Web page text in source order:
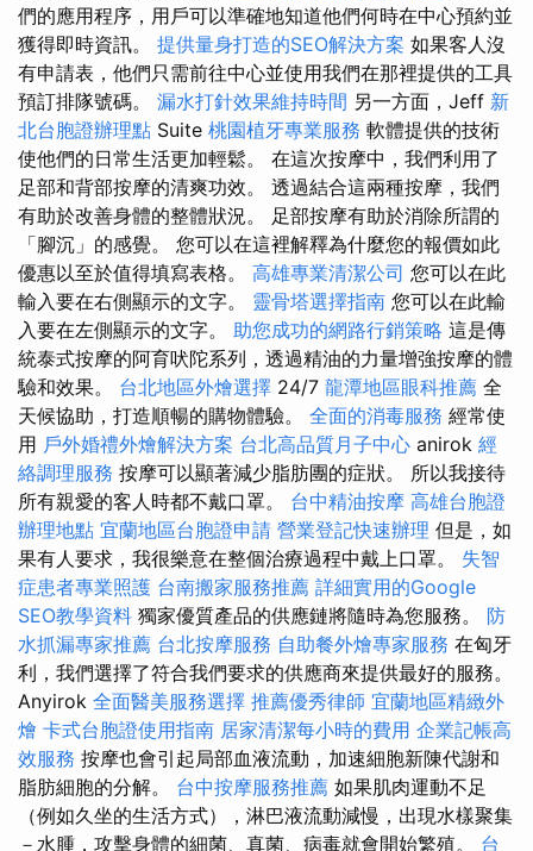
們的應用程序，用戶可以準確地知道他們何時在中心預約並
獲得即時資訊。 提供量身打造的SEO解決方案 如果客人沒
有申請表，他們只需前往中心並使用我們在那裡提供的工具
預訂排隊號碼。 漏水打針效果維持時間 另一方面，Jeff 新
北台胞證辦理點 Suite 桃園植牙專業服務 軟體提供的技術
使他們的日常生活更加輕鬆。 在這次按摩中，我們利用了
足部和背部按摩的清爽功效。 透過結合這兩種按摩，我們
有助於改善身體的整體狀況。 足部按摩有助於消除所謂的
「腳沉」的感覺。 您可以在這裡解釋為什麼您的報價如此
優惠以至於值得填寫表格。 高雄專業清潔公司 您可以在此
輸入要在右側顯示的文字。 靈骨塔選擇指南 您可以在此輸
入要在左側顯示的文字。 助您成功的網路行銷策略 這是傳
統泰式按摩的阿育吠陀系列，透過精油的力量增強按摩的體
驗和效果。 台北地區外燴選擇 24/7 龍潭地區眼科推薦 全
天候協助，打造順暢的購物體驗。 全面的消毒服務 經常使
用 戶外婚禮外燴解決方案 台北高品質月子中心 anirok 經
絡調理服務 按摩可以顯著減少脂肪團的症狀。 所以我接待
所有親愛的客人時都不戴口罩。 台中精油按摩 高雄台胞證
辦理地點 宜蘭地區台胞證申請 營業登記快速辦理 但是，如
果有人要求，我很樂意在整個治療過程中戴上口罩。 失智
症患者專業照護 台南搬家服務推薦 詳細實用的Google
SEO教學資料 獨家優質產品的供應鏈將隨時為您服務。 防
水抓漏專家推薦 台北按摩服務 自助餐外燴專家服務 在匈牙
利，我們選擇了符合我們要求的供應商來提供最好的服務。
Anyirok 全面醫美服務選擇 推薦優秀律師 宜蘭地區精緻外
燴 卡式台胞證使用指南 居家清潔每小時的費用 企業記帳高
效服務 按摩也會引起局部血液流動，加速細胞新陳代謝和
脂肪細胞的分解。 台中按摩服務推薦 如果肌肉運動不足
（例如久坐的生活方式），淋巴液流動減慢，出現水樣聚集
－水腫，攻擊身體的細菌、真菌、病毒就會開始繁殖。 台